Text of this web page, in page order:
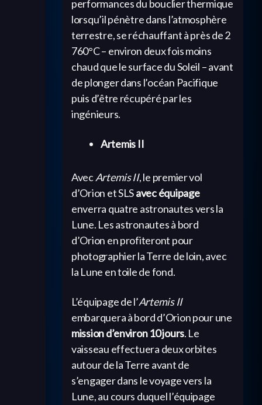
performances du bouclier thermique
lorsqu’il pénètre dans l’atmosphère
terrestre, se réchauffant à près de 2
760°C – environ deux fois moins
chaud que le surface du Soleil – avant
de plonger dans l’océan Pacifique
puis d’être récupéré par les
ingénieurs.
Artemis II
AvecArtemis II, le premier vol
d’Orion et SLSavec équipage
enverra quatre astronautes vers la
Lune. Les astronautes à bord
d’Orion en profiteront pour
photographier la Terre de loin, avec
la Lune en toile de fond.
L’équipage de l’Artemis II
embarquera à bord d’Orion pour une
mission d’environ 10 jours. Le
vaisseau effectuera deux orbites
autour de la Terre avant de
s’engager dans le voyage vers la
Lune, au cours duquel l’équipage